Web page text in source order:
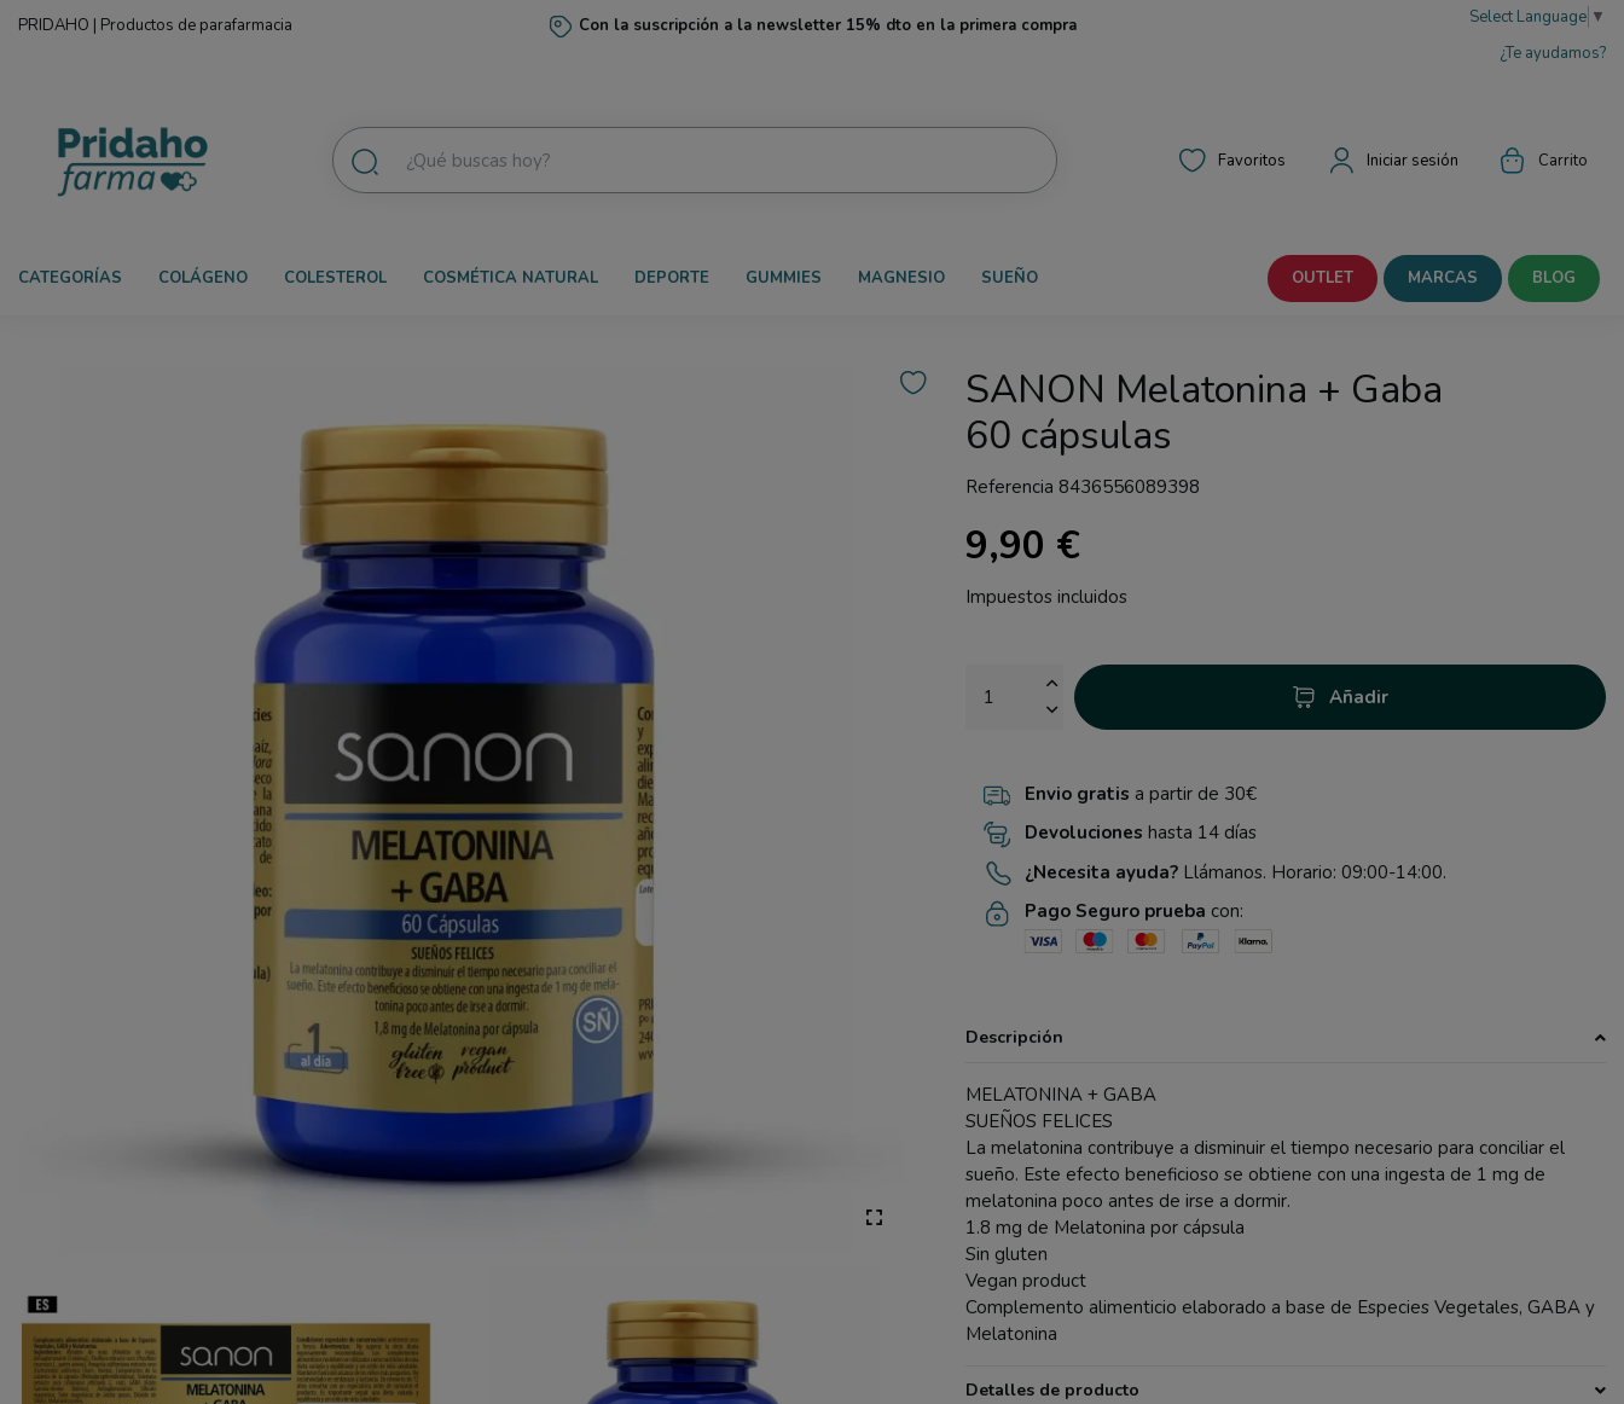
PRIDAHO | Productos de parafarmacia Con la suscripción a la newsletter 15% dto en la primera compra Select Language ▼
¿Te ayudamos?
Favoritos Iniciar sesión Carrito
CATEGORÍAS COLÁGENO COLESTEROL COSMÉTICA NATURAL DEPORTE GUMMIES MAGNESIO SUEÑO BLOG
MARCAS
OUTLET
SANON Melatonina + Gaba
60 cápsulas
Referencia 8436556089398
9,90 €
Impuestos incluidos
Añadir
Envio gratis a partir de 30€
Devoluciones hasta 14 días
¿Necesita ayuda? Llámanos. Horario: 09:00-14:00.
Pago Seguro prueba con:
Descripción
MELATONINA + GABA
SUEÑOS FELICES
La melatonina contribuye a disminuir el tiempo necesario para conciliar el
sueño. Este efecto beneficioso se obtiene con una ingesta de 1 mg de
melatonina poco antes de irse a dormir.
1.8 mg de Melatonina por cápsula
Sin gluten
Vegan product
Complemento alimenticio elaborado a base de Especies Vegetales, GABA y
Melatonina
Detalles de producto